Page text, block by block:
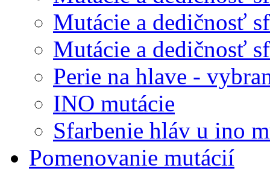
Mutácie a dedičnosť
Mutácie a dedičnosť
Perie na hlave -
INO mutácie
Sfarbenie hláv u ino
Pomenovanie mutácií